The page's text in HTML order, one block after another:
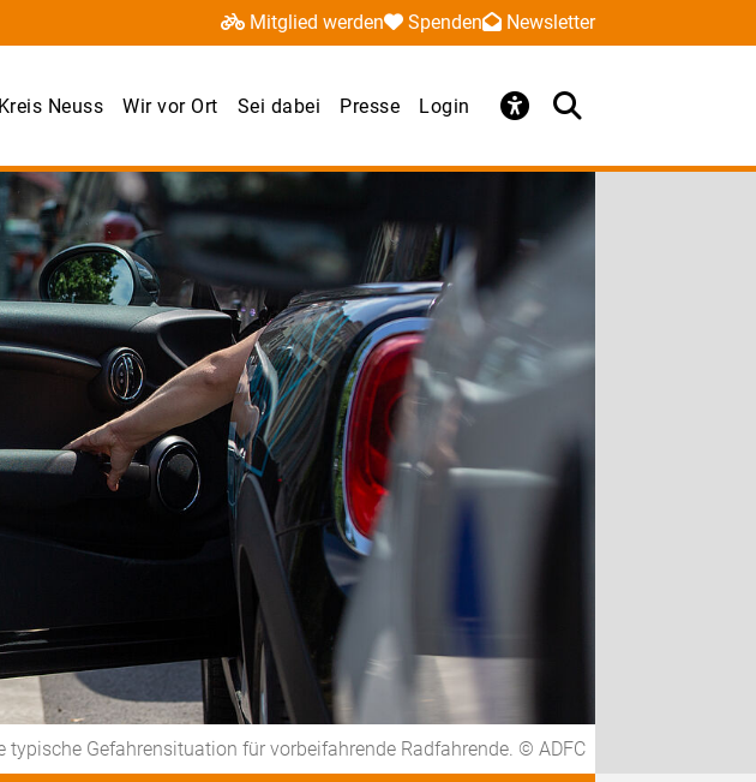
Mitglied werden Spenden Newsletter
Neuss Wir vor Ort Sei dabei Presse Login
Gefahrensituation für vorbeifahrende Radfahrende. © ADFC